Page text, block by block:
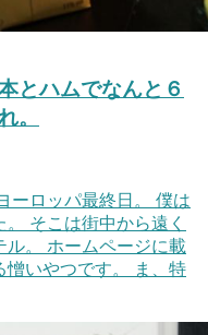
とハムでなんと６
。
ーロッパ最終日。 僕は
そこは街中から遠く
ル。 ホームページに載
憎いやつです。 ま、特